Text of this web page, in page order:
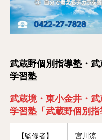
武蔵野個別指導塾・
学習塾
武蔵境・東小金井・
学習塾「武蔵野個別
【監修者】 宮川涼